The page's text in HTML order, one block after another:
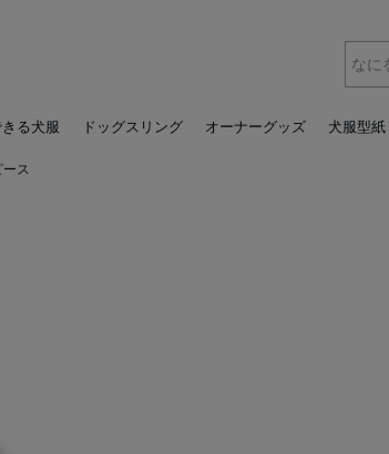
る犬服 ドッグスリング オーナーグッズ 犬服型紙
ス